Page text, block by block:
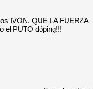
IVON. QUE LA FUERZA
el PUTO dóping!!!